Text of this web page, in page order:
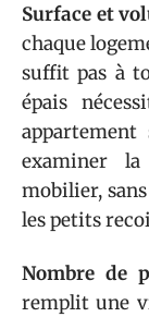
Surface et
chaque
suffit pas à
épais
examiner
mobilier,
les petits
Nombre de
remplit une